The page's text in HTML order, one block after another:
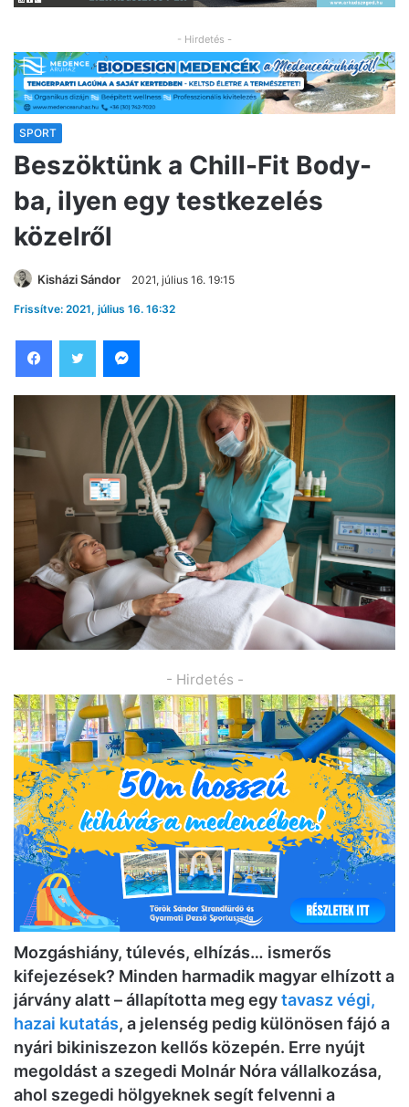
- Hirdetés -
SPORT
Beszöktünk a Chill-Fit Body-
ba, ilyen egy testkezelés
közelről
Kisházi Sándor 2021, július 16. 19:15
Frissítve: 2021, július 16. 16:32
- Hirdetés -
Mozgáshiány, túlevés, elhízás… ismerős
kifejezések? Minden harmadik magyar elhízott a
járvány alatt – állapította meg egytavasz végi,
hazai kutatás, a jelenség pedig különösen fájó a
nyári bikiniszezon kellős közepén. Erre nyújt
megoldást a szegedi Molnár Nóra vállalkozása,
ahol szegedi hölgyeknek segít felvenni a